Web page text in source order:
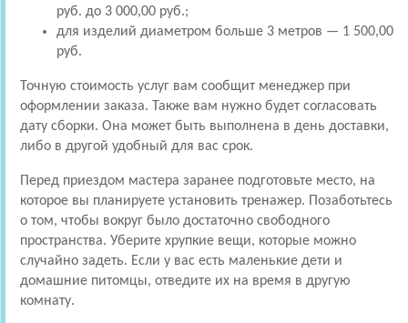
руб. до 3 000,00 руб.;
для изделий диаметром больше 3 метров — 1 500,00
руб.
Точную стоимость услуг вам сообщит менеджер при
оформлении заказа. Также вам нужно будет согласовать
дату сборки. Она может быть выполнена в день доставки,
либо в другой удобный для вас срок.
Перед приездом мастера заранее подготовьте место, на
которое вы планируете установить тренажер. Позаботьтесь
о том, чтобы вокруг было достаточно свободного
пространства. Уберите хрупкие вещи, которые можно
случайно задеть. Если у вас есть маленькие дети и
домашние питомцы, отведите их на время в другую
комнату.